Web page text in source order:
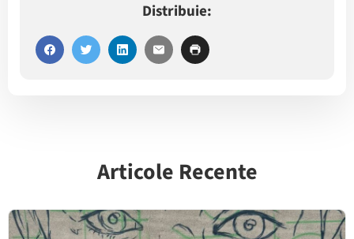
Distribuie:
Articole Recente